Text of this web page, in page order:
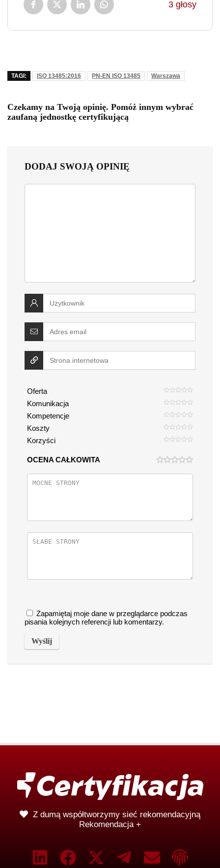
3 głosy
TAGI: ISO 13485:2016 PN-EN ISO 13485 Warszawa
Czekamy na Twoją opinię. Pomóż innym wybrać
zaufaną jednostkę certyfikującą
DODAJ SWOJĄ OPINIĘ
Oferta
Komunikacja
Kompetencje
Koszty
Korzyści
OCENA CAŁKOWITA
Zapamiętaj moje dane w przeglądarce podczas
pisania kolejnych referencji lub komentarzy.
Z dumą współtworzymy sieć rekomendacyjną
Rekomendacja +